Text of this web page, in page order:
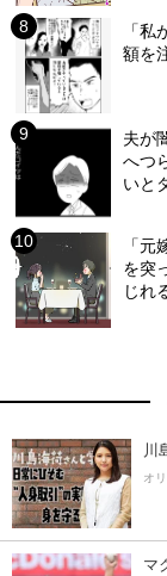
「
額を
夫が
へつ
いと
「
を突
じれ
川
オ
マ